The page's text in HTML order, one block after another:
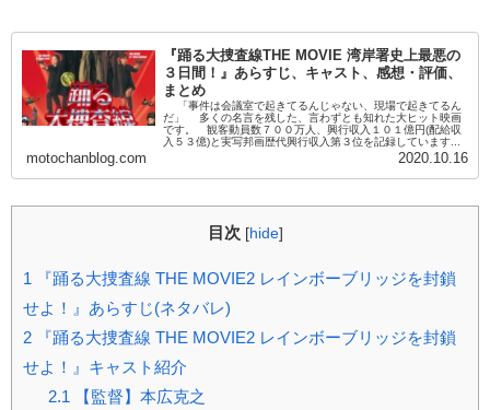
『踊る大捜査線THE MOVIE 湾岸署史上最悪の
３日間！』あらすじ、キャスト、感想・評価、
まとめ
「事件は会議室で起きてるんじゃない、現場で起きてるん
だ」 多くの名言を残した、言わずとも知れた大ヒット映画
です。 観客動員数７００万人、興行収入１０１億円(配給収
入５３億)と実写邦画歴代興行収入第３位を記録しています...
motochanblog.com 2020.10.16
目次 [hide]
1 『踊る大捜査線 THE MOVIE2 レインボーブリッジを封鎖
せよ！』あらすじ(ネタバレ)
2 『踊る大捜査線 THE MOVIE2 レインボーブリッジを封鎖
せよ！』キャスト紹介
2.1 【監督】本広克之